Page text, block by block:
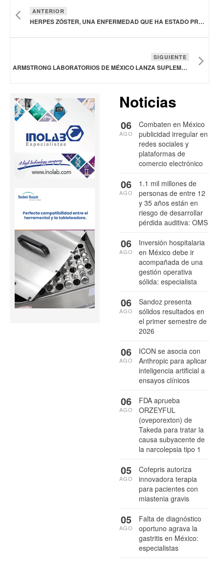
ANTERIOR
HERPES ZÓSTER, UNA ENFERMEDAD QUE HA ESTADO PRESENTE DESDE VARIAS DÉCADAS ATRÁS
SIGUIENTE
ARMSTRONG LABORATORIOS DE MÉXICO LANZA SUPLEMENTO NATURAL PARA LA SALUD FÍSICA Y MENTAL DURANTE LA MENOPAUSIA
Noticias
Combaten en México
publicidad irregular en
redes sociales y
plataformas de
comercio electrónico
06
AGO
1.1 mil millones de
personas de entre 12
y 35 años están en
riesgo de desarrollar
pérdida auditiva: OMS
06
AGO
Inversión hospitalaria
en México debe ir
acompañada de una
gestión operativa
sólida: especialista
06
AGO
Sandoz presenta
sólidos resultados en
el primer semestre de
2026
06
AGO
ICON se asocia con
Anthropic para aplicar
inteligencia artificial a
ensayos clínicos
06
AGO
FDA aprueba
ORZEYFUL
(oveporexton) de
Takeda para tratar la
causa subyacente de
la narcolepsia tipo 1
06
AGO
Cofepris autoriza
innovadora terapia
para pacientes con
miastenia gravis
05
AGO
Falta de diagnóstico
oportuno agrava la
gastritis en México:
especialistas
05
AGO